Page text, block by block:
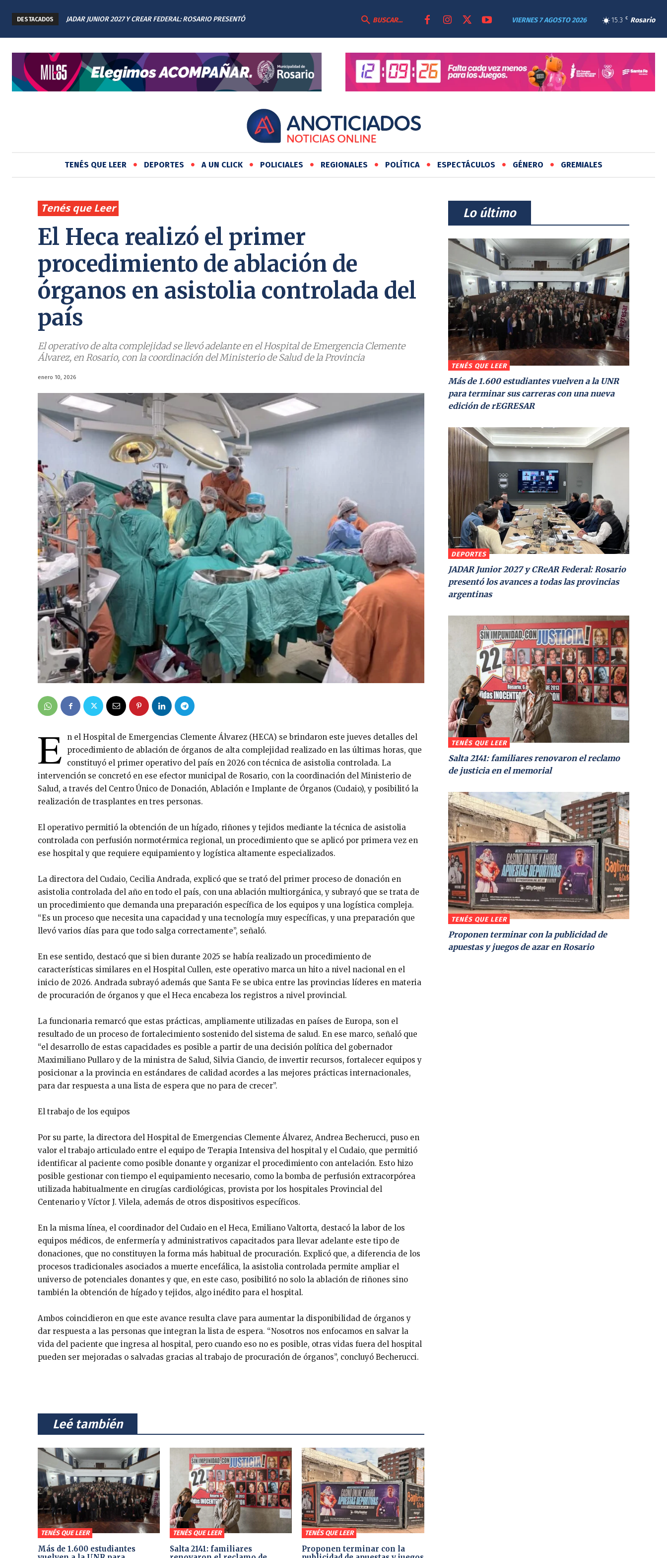
DESTACADOS
JADAR JUNIOR 2027 Y CREAR FEDERAL: ROSARIO PRESENTÓ
SALTA 2141: FAMILIARES RENOVARON EL RECLAMO DE
15.3 C Rosario
VIERNES 7 AGOSTO 2026
BUSCAR...
TENÉS QUE LEER DEPORTES A UN CLICK POLICIALES REGIONALES POLÍTICA ESPECTÁCULOS GÉNERO GREMIALES
Tenés que Leer
El Heca realizó el primer
procedimiento de ablación de
órganos en asistolia controlada del
país
El operativo de alta complejidad se llevó adelante en el Hospital de Emergencia Clemente
Álvarez, en Rosario, con la coordinación del Ministerio de Salud de la Provincia
enero 10, 2026
E
n el Hospital de Emergencias Clemente Álvarez (HECA) se brindaron este jueves detalles del
procedimiento de ablación de órganos de alta complejidad realizado en las últimas horas, que
constituyó el primer operativo del país en 2026 con técnica de asistolia controlada. La
intervención se concretó en ese efector municipal de Rosario, con la coordinación del Ministerio de
Salud, a través del Centro Único de Donación, Ablación e Implante de Órganos (Cudaio), y posibilitó la
realización de trasplantes en tres personas.
El operativo permitió la obtención de un hígado, riñones y tejidos mediante la técnica de asistolia
controlada con perfusión normotérmica regional, un procedimiento que se aplicó por primera vez en
ese hospital y que requiere equipamiento y logística altamente especializados.
La directora del Cudaio, Cecilia Andrada, explicó que se trató del primer proceso de donación en
asistolia controlada del año en todo el país, con una ablación multiorgánica, y subrayó que se trata de
un procedimiento que demanda una preparación específica de los equipos y una logística compleja.
“Es un proceso que necesita una capacidad y una tecnología muy específicas, y una preparación que
llevó varios días para que todo salga correctamente”, señaló.
En ese sentido, destacó que si bien durante 2025 se había realizado un procedimiento de
características similares en el Hospital Cullen, este operativo marca un hito a nivel nacional en el
inicio de 2026. Andrada subrayó además que Santa Fe se ubica entre las provincias líderes en materia
de procuración de órganos y que el Heca encabeza los registros a nivel provincial.
La funcionaria remarcó que estas prácticas, ampliamente utilizadas en países de Europa, son el
resultado de un proceso de fortalecimiento sostenido del sistema de salud. En ese marco, señaló que
“el desarrollo de estas capacidades es posible a partir de una decisión política del gobernador
Maximiliano Pullaro y de la ministra de Salud, Silvia Ciancio, de invertir recursos, fortalecer equipos y
posicionar a la provincia en estándares de calidad acordes a las mejores prácticas internacionales,
para dar respuesta a una lista de espera que no para de crecer”.
El trabajo de los equipos
Por su parte, la directora del Hospital de Emergencias Clemente Álvarez, Andrea Becherucci, puso en
valor el trabajo articulado entre el equipo de Terapia Intensiva del hospital y el Cudaio, que permitió
identificar al paciente como posible donante y organizar el procedimiento con antelación. Esto hizo
posible gestionar con tiempo el equipamiento necesario, como la bomba de perfusión extracorpórea
utilizada habitualmente en cirugías cardiológicas, provista por los hospitales Provincial del
Centenario y Víctor J. Vilela, además de otros dispositivos específicos.
En la misma línea, el coordinador del Cudaio en el Heca, Emiliano Valtorta, destacó la labor de los
equipos médicos, de enfermería y administrativos capacitados para llevar adelante este tipo de
donaciones, que no constituyen la forma más habitual de procuración. Explicó que, a diferencia de los
procesos tradicionales asociados a muerte encefálica, la asistolia controlada permite ampliar el
universo de potenciales donantes y que, en este caso, posibilitó no solo la ablación de riñones sino
también la obtención de hígado y tejidos, algo inédito para el hospital.
Ambos coincidieron en que este avance resulta clave para aumentar la disponibilidad de órganos y
dar respuesta a las personas que integran la lista de espera. “Nosotros nos enfocamos en salvar la
vida del paciente que ingresa al hospital, pero cuando eso no es posible, otras vidas fuera del hospital
pueden ser mejoradas o salvadas gracias al trabajo de procuración de órganos”, concluyó Becherucci.
⠀Leé también⠀
TENÉS QUE LEER
Más de 1.600 estudiantes
TENÉS QUE LEER
Salta 2141: familiares
TENÉS QUE LEER
Proponen terminar con la
⠀Lo último⠀
TENÉS QUE LEER
Más de 1.600 estudiantes vuelven a la UNR
para terminar sus carreras con una nueva
edición de rEGRESAR
DEPORTES
JADAR Junior 2027 y CReAR Federal: Rosario
presentó los avances a todas las provincias
argentinas
TENÉS QUE LEER
Salta 2141: familiares renovaron el reclamo
de justicia en el memorial
TENÉS QUE LEER
Proponen terminar con la publicidad de
apuestas y juegos de azar en Rosario